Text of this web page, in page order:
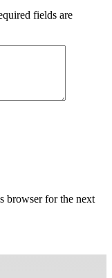
fields are
browser for the next